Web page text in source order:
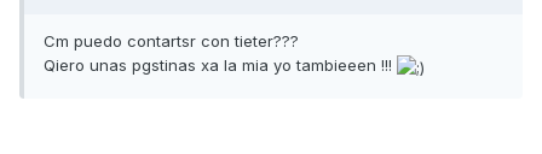
Cm puedo contartsr con tieter???
Qiero unas pgstinas xa la mia yo tambieeen !!!